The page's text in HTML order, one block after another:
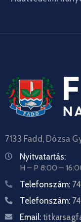
7133 Fadd, Dózsa
Nyitvatartás:
H – P 8:00 –
Telefonszám:
Telefonszám:
Email: